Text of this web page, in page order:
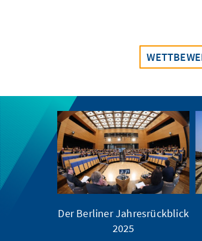
Der Berliner Jahresrückblick
2025